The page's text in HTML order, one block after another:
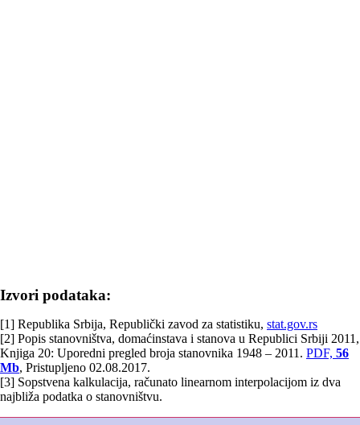
Izvori podataka:
[1] Republika Srbija, Republički zavod za statistiku, stat.gov.rs
[2] Popis stanovništva, domaćinstava i stanova u Republici Srbiji 2011,
Knjiga 20: Uporedni pregled broja stanovnika 1948 – 2011. PDF, 56
Mb, Pristupljeno 02.08.2017.
[3] Sopstvena kalkulacija, računato linearnom interpolacijom iz dva
najbliža podatka o stanovništvu.